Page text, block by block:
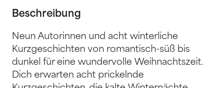
Beschreibung
Neun Autorinnen und acht winterliche
Kurzgeschichten von romantisch-süß bis
dunkel für eine wundervolle Weihnachtszeit.
Dich erwarten acht prickelnde